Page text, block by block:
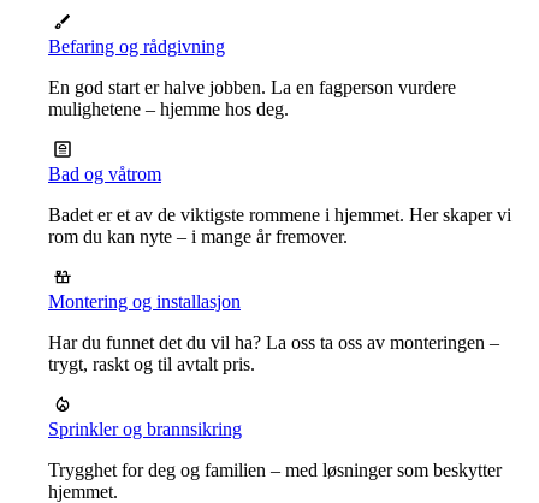
Befaring og rådgivning
En god start er halve jobben. La en fagperson vurdere
mulighetene – hjemme hos deg.
Bad og våtrom
Badet er et av de viktigste rommene i hjemmet. Her skaper vi
rom du kan nyte – i mange år fremover.
Montering og installasjon
Har du funnet det du vil ha? La oss ta oss av monteringen –
trygt, raskt og til avtalt pris.
Sprinkler og brannsikring
Trygghet for deg og familien – med løsninger som beskytter
hjemmet.